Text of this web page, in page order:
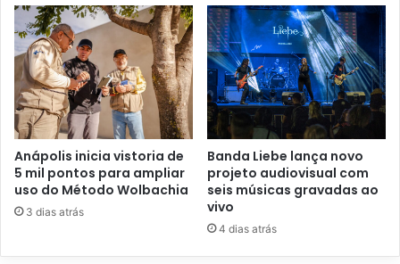
a
i
l
Anápolis inicia vistoria de
5 mil pontos para ampliar
uso do Método Wolbachia
3 dias atrás
Banda Liebe lança novo
projeto audiovisual com
seis músicas gravadas ao
vivo
4 dias atrás